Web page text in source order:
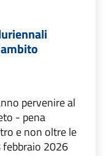
pervenire al
- pena
e non oltre le
2026